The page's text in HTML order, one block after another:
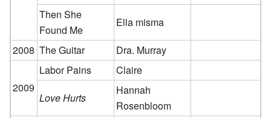
Then She
Found Me
Ella misma
2008 The Guitar Dra. Murray
2009
Labor Pains
Claire
Love Hurts
Hannah
Rosenbloom